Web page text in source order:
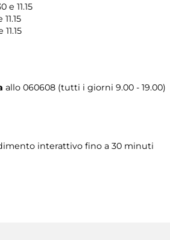
11.15
allo 060608 (tutti i giorni 9.00 - 19.00)
interattivo fino a 30 minuti